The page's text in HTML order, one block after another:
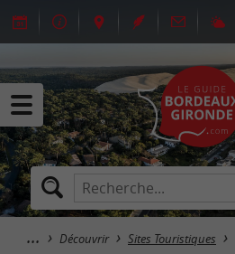
Découvrir Sites Touristiques